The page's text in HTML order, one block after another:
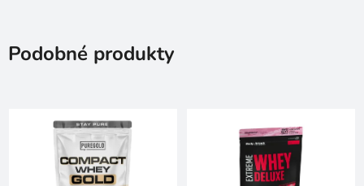
Podobné produkty